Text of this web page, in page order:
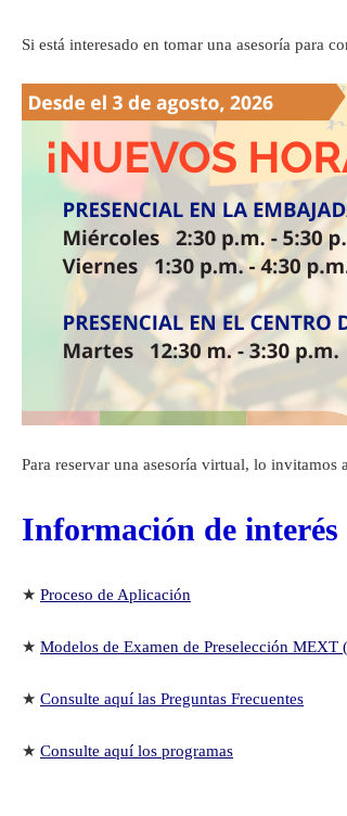
Si está interesado en tomar una asesoría para
Para reservar una asesoría virtual, lo invitamos
Información de
★ Proceso de Aplicación
★ Modelos de Examen de Preselección MEXT
★ Consulte aquí las Preguntas Frecuentes
★ Consulte aquí los programas